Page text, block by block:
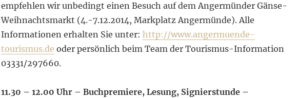
empfehlen wir unbedingt einen Besuch auf dem Angermünder Gänse-
Weihnachtsmarkt (4.-7.12.2014, Markplatz Angermünde). Alle
Informationen erhalten Sie unter: http://www.angermuende-
tourismus.de oder persönlich beim Team der Tourismus-Information
03331/297660.
11.30 – 12.00 Uhr – Buchpremiere, Lesung, Signierstunde –